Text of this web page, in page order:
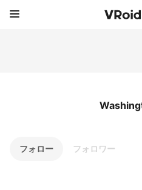
フォロー フォロワー